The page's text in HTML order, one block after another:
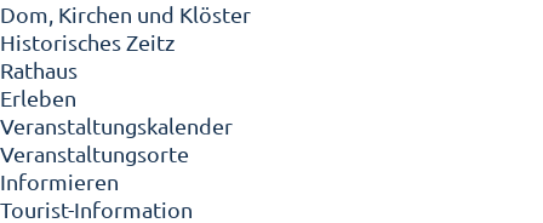
Dom, Kirchen und Klöster
Historisches Zeitz
Rathaus
Erleben
Veranstaltungskalender
Veranstaltungsorte
Informieren
Tourist-Information